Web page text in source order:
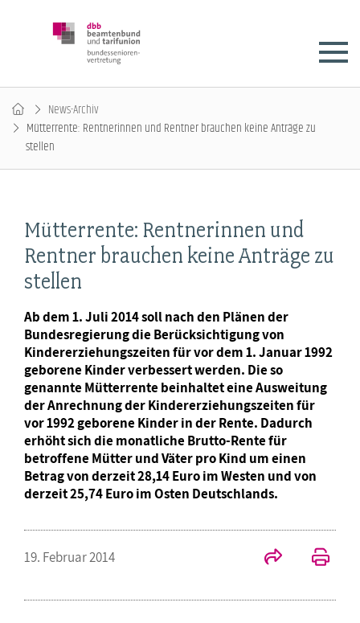
News-Archiv
Mütterrente: Rentnerinnen und Rentner brauchen keine Anträge zu
stellen
Mütterrente: Rentnerinnen und
Rentner brauchen keine Anträge zu
stellen
Ab dem 1. Juli 2014 soll nach den Plänen der
Bundesregierung die Berücksichtigung von
Kindererziehungszeiten für vor dem 1. Januar 1992
geborene Kinder verbessert werden. Die so
genannte Mütterrente beinhaltet eine Ausweitung
der Anrechnung der Kindererziehungszeiten für
vor 1992 geborene Kinder in der Rente. Dadurch
erhöht sich die monatliche Brutto-Rente für
betroffene Mütter und Väter pro Kind um einen
Betrag von derzeit 28,14 Euro im Westen und von
derzeit 25,74 Euro im Osten Deutschlands.
19. Februar 2014